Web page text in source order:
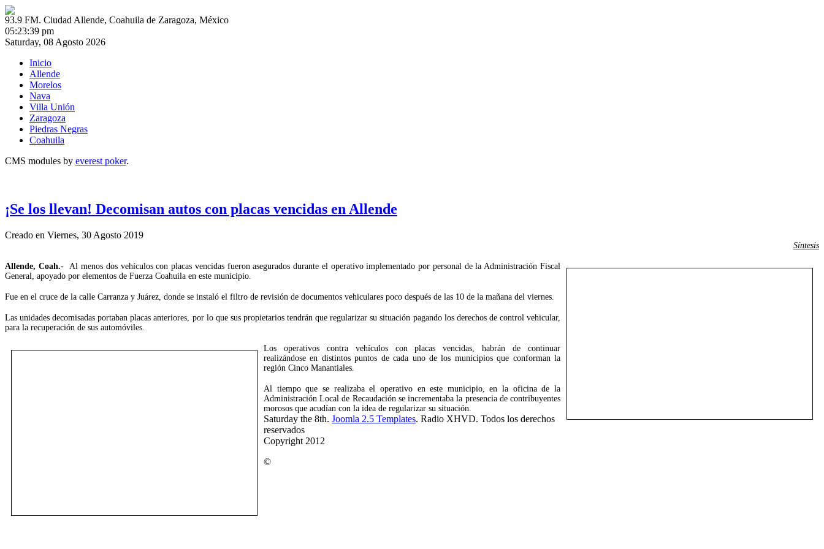
93.9 FM. Ciudad Allende, Coahuila de Zaragoza, México
05:23:39 pm
Saturday, 08 Agosto 2026
Inicio
Allende
Morelos
Nava
Villa Unión
Zaragoza
Piedras Negras
Coahuila
CMS modules by everest poker.
¡Se los llevan! Decomisan autos con placas vencidas en Allende
Creado en Viernes, 30 Agosto 2019
Síntesis
Allende, Coah.-
Al menos dos vehículos con placas vencidas fueron asegurados durante el operativo implementado por personal de la Administración Fiscal
General, apoyado por elementos de Fuerza Coahuila en este municipio.
Fue en el cruce de la calle Carranza y Juárez, donde se instaló el filtro de revisión de documentos vehiculares poco después de las 10 de la mañana del viernes.
Las unidades decomisadas portaban placas anteriores, por lo que sus propietarios tendrán que regularizar su situación pagando los derechos de control vehicular,
para la recuperación de sus automóviles.
Los operativos contra vehículos con placas vencidas, habrán de continuar
realizándose en distintos puntos de cada uno de los municipios que conforman la
región Cinco Manantiales.
Al tiempo que se realizaba el operativo en este municipio, en la oficina de la
Administración Local de Recaudación se incrementaba la presencia de contribuyentes
morosos que acudían con la idea de regularizar su situación.
Saturday the 8th. Joomla 2.5 Templates. Radio XHVD. Todos los derechos
reservados
Copyright 2012
©